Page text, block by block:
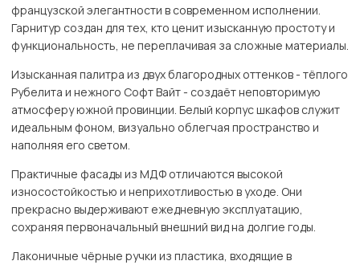
французской элегантности в современном исполнении.
Гарнитур создан для тех, кто ценит изысканную простоту и
функциональность, не переплачивая за сложные материалы.
Изысканная палитра из двух благородных оттенков - тёплого
Рубелита и нежного Софт Вайт - создаёт неповторимую
атмосферу южной провинции. Белый корпус шкафов служит
идеальным фоном, визуально облегчая пространство и
наполняя его светом.
Практичные фасады из МДФ отличаются высокой
износостойкостью и неприхотливостью в уходе. Они
прекрасно выдерживают ежедневную эксплуатацию,
сохраняя первоначальный внешний вид на долгие годы.
Лаконичные чёрные ручки из пластика, входящие в